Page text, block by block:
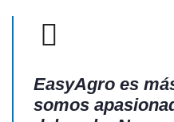
EasyAgro es
somos